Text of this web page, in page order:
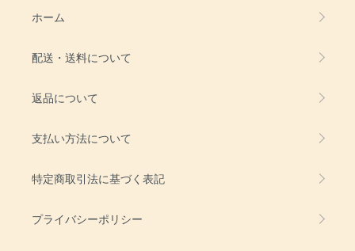
ホーム
配送・送料について
返品について
支払い方法について
特定商取引法に基づく表記
プライバシーポリシー